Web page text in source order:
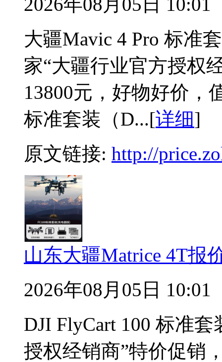
大疆Mavic 4 Pro 标准
家“大疆行业官方授权
13800元，好物好价，
标准套装（D...[详细]
原文链接: http://
山东大疆Matrice 4T报
2026年08月05日 10:01
DJI FlyCart 100 标准
授权经销商”特价促销